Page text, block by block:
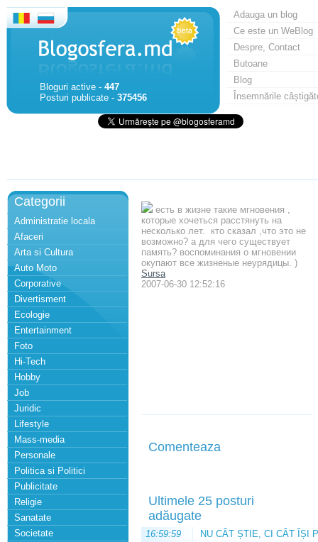
Bloguri active - 447
Posturi publicate - 375456
Adauga un blog
Ce este un WeBlog
Despre, Contact
Butoane
Blog
Însemnările
Categorii
Administratie locala
Afaceri
Arta si Cultura
Auto Moto
Corporative
Divertisment
Ecologie
Entertainment
Foto
Hi-Tech
Hobby
Job
Juridic
Lifestyle
Mass-media
Personale
Politica si Politici
Publicitate
Religie
Sanatate
Societate
есть в жизне такие мгновения ,
которые хочеться расстянуть на
несколько лет. кто сказал ,что это не
возможно? а для чего существует
память? воспоминания о мгновении
окупают все жизненые неурядицы. )
Sursa
2007-06-30 12:52:16
Comenteaza
Ultimele 25 posturi
adăugate
16:59:59
NU CÂT ȘTIE, CI CÂT ÎȘI